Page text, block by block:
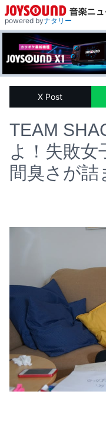
powered byナタリー
X Post
TEAM
よ！失敗女
間臭さが詰